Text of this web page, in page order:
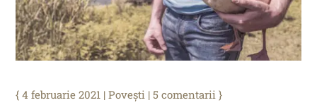
4 februarie 2021 |Povești |5 comentarii